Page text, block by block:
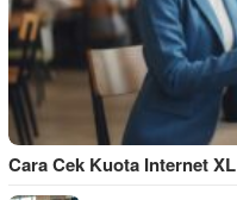
Cara Cek Kuota Internet XL